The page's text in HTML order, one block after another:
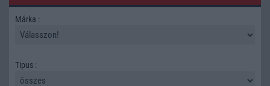
Márka :
Tipus :